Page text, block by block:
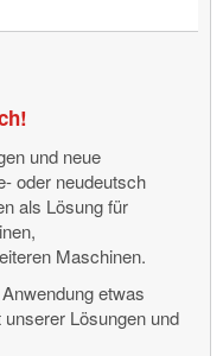
und neue
oder neudeutsch
als Lösung für
Maschinen.
etwas
Lösungen und